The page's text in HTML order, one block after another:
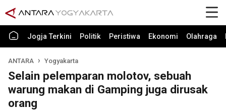
Jogja Terkini Politik Peristiwa Ekonomi Olahraga
ANTARA Yogyakarta
Selain pelemparan molotov, sebuah
warung makan di Gamping juga dirusak
orang